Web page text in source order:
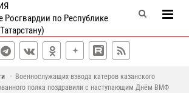
Росгвардии по Республике
Военнослужащих взвода катеров казанского
полка поздравили с наступающим Днём ВМФ